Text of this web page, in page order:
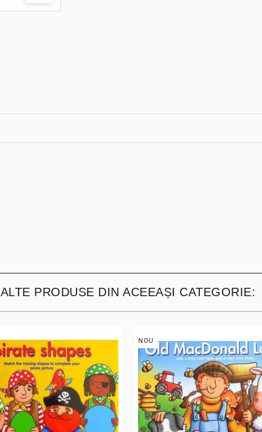
ALTE PRODUSE DIN ACEEAȘI CATEGORIE:
NOU